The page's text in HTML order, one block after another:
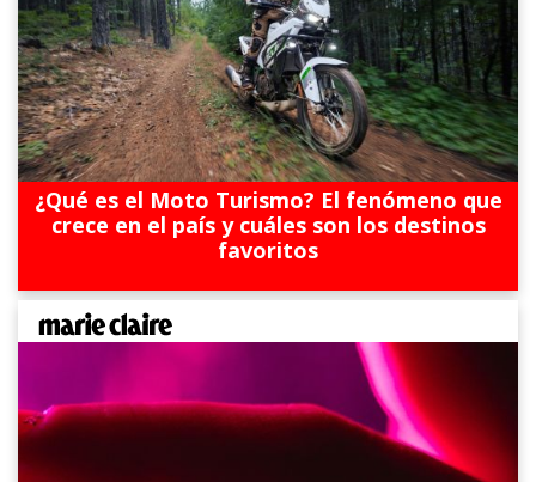
¿Qué es el Moto Turismo? El fenómeno que
crece en el país y cuáles son los destinos
favoritos